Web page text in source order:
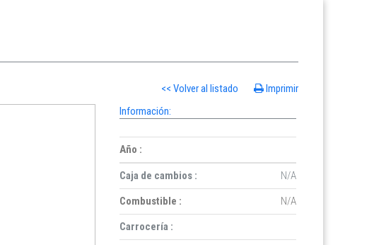
<< Volver al listado
Imprimir
Información:
Año :
Caja de cambios :
N/A
Combustible :
N/A
Carrocería :